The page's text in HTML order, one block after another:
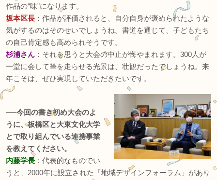
作品の“味”になります。
坂本区長 ：作品が評価されると、自分自身が褒められたような
気がするのはそのせいでしょうね。書道を通じて、子どもたち
の自己肯定感も高められそうです。
杉浦さん ：それを思うと大会の中止が悔やまれます。300人が
一堂に会して筆を走らせる光景は、壮観だったでしょうね。来
年こそは、ぜひ実現していただきたいです。
──今回の書き初め大会のよ
うに、板橋区と大東文化大学
とで取り組んでいる連携事業
を教えてください。
内藤学長 ：代表的なものでい
うと、2000年に設立された「地域デザインフォーラム」があり